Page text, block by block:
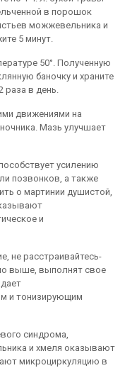
в порошок
можжевельника и
5 минут.
50°. Полученную
баночку и храните
раза в день.
движениями на
Мазь улучшает
усилению
позвонков, а также
о мартинии душистой,
и
не расстраивайтесь-
выше, выполнят свое
и тонизирующим
синдрома,
и хмеля оказывают
микроциркуляцию в